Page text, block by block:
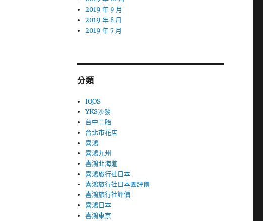
2019 年 9 月
2019 年 8 月
2019 年 7 月
分類
IQOS
YKS沙發
台中二胎
台北市花店
喜鴻
喜鴻九州
喜鴻北海道
喜鴻旅行社日本
喜鴻旅行社日本團評價
喜鴻旅行社評價
喜鴻日本
喜鴻東京